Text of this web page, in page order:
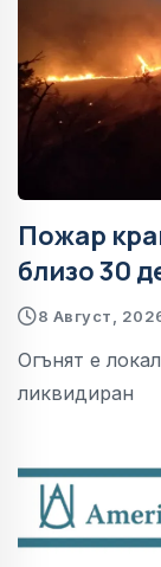
Пожар
близо 30
8 Август,
Огънят е
ликвидиран